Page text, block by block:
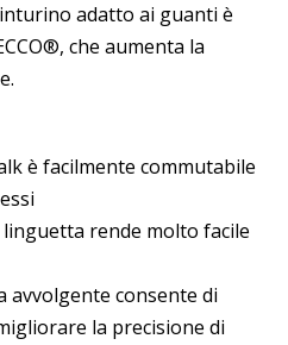
adatto ai guanti è
che aumenta la
è facilmente commutabile
rende molto facile
avvolgente consente di
la precisione di